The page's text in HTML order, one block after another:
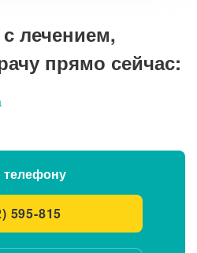
с лечением,
прямо сейчас:
телефону
595-815